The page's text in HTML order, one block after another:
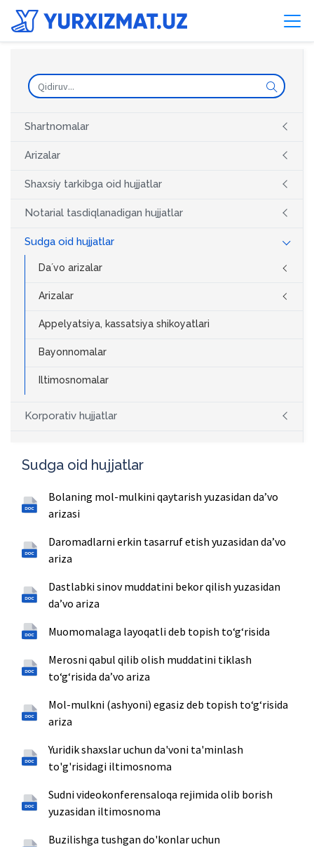
Shartnomalar
Arizalar
Shaxsiy tarkibga oid hujjatlar
Notarial tasdiqlanadigan hujjatlar
Sudga oid hujjatlar
Daʼvo arizalar
Arizalar
Appelyatsiya, kassatsiya shikoyatlari
Bayonnomalar
Iltimosnomalar
Korporativ hujjatlar
Sudga oid hujjatlar
Bolaning mol-mulkini qaytarish yuzasidan daʼvo
arizasi
Daromadlarni erkin tasarruf etish yuzasidan daʼvo
ariza
Dastlabki sinov muddatini bekor qilish yuzasidan
daʼvo ariza
Muomomalaga layoqatli deb topish to‘g‘risida
Merosni qabul qilib olish muddatini tiklash
to‘g‘risida daʼvo ariza
Mol-mulkni (ashyoni) egasiz deb topish to‘g‘risida
ariza
Yuridik shaxslar uchun da'voni ta'minlash
to'g'risidagi iltimosnoma
Sudni videokonferensaloqa rejimida olib borish
yuzasidan iltimosnoma
Buzilishga tushgan do'konlar uchun